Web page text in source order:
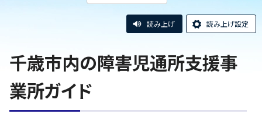
読み上げ 読み上げ設定
千歳市内の障害児通所支援事
業所ガイド